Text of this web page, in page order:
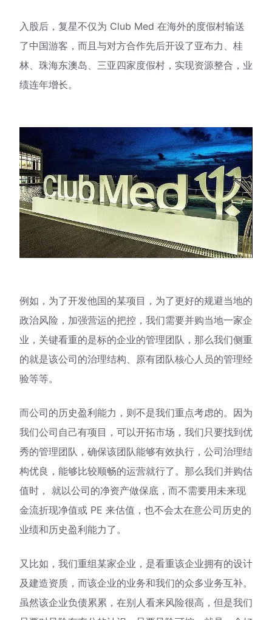
入股后，复星不仅为 Club Med 在海外的度假村输送
了中国游客，而且与对方合作先后开设了亚布力、桂
林、珠海东澳岛、三亚四家度假村，实现资源整合，业
绩连年增长。
例如，为了开发他国的某项目，为了更好的规避当地的
政治风险，加强营运的把控，我们需要并购当地一家企
业，关键看重的是标的企业的管理团队，那么我们侧重
的就是该公司的治理结构、原有团队核心人员的管理经
验等等。
而公司的历史盈利能力，则不是我们重点考虑的。因为
我们公司自己有项目，可以开拓市场，我们只要找到优
秀的管理团队，确保该团队能够有效执行，公司治理结
构优良，能够比较顺畅的运营就行了。那么我们并购估
值时， 就以公司的净资产做保底，而不需要用未来现
金流折现净值或 PE 来估值，也不会太在意公司历史的
业绩和历史盈利能力了。
又比如，我们重组某家企业，是看重该企业拥有的设计
及建造资质，而该企业的业务和我们的众多业务互补。
虽然该企业负债累累，在别人看来风险很高，但是我们